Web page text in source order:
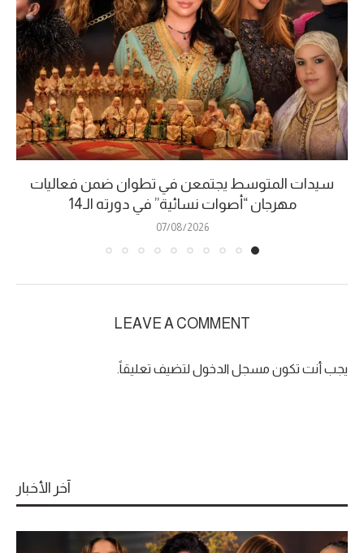
سيدات المتوسط يجتمعن في تطوان ضمن فعاليات
مهرجان “أصوات نسائية” في دورته الـ14
07/08/2026
LEAVE A COMMENT
يجب أنت تكون مسجل الدخول لتضيف تعليقاً.
آخر الأخبار